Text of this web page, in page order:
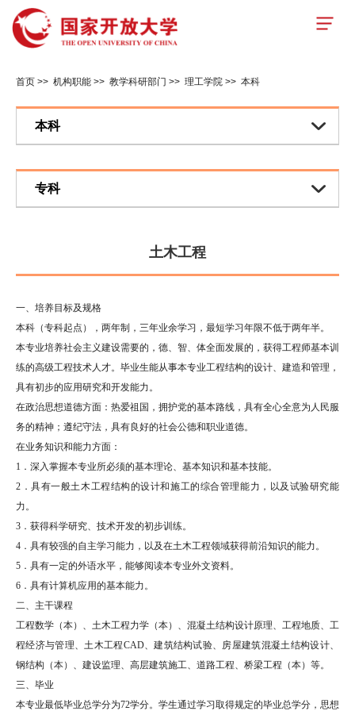
首页 >> 机构职能 >> 教学科研部门 >> 理工学院 >> 本科
本科
专科
土木工程
一、培养目标及规格
本科（专科起点），两年制，三年业余学习，最短学习年限不低于两年半。
本专业培养社会主义建设需要的，德、智、体全面发展的，获得工程师基本训
练的高级工程技术人才。毕业生能从事本专业工程结构的设计、建造和管理，
具有初步的应用研究和开发能力。
在政治思想道德方面：热爱祖国，拥护党的基本路线，具有全心全意为人民服
务的精神；遵纪守法，具有良好的社会公德和职业道德。
在业务知识和能力方面：
1．深入掌握本专业所必须的基本理论、基本知识和基本技能。
2．具有一般土木工程结构的设计和施工的综合管理能力，以及试验研究能
力。
3．获得科学研究、技术开发的初步训练。
4．具有较强的自主学习能力，以及在土木工程领域获得前沿知识的能力。
5．具有一定的外语水平，能够阅读本专业外文资料。
6．具有计算机应用的基本能力。
二、主干课程
工程数学（本）、土木工程力学（本）、混凝土结构设计原理、工程地质、工
程经济与管理、土木工程CAD、建筑结构试验、房屋建筑混凝土结构设计、
钢结构（本）、建设监理、高层建筑施工、道路工程、桥梁工程（本）等。
三、毕业
本专业最低毕业总学分为72学分。学生通过学习取得规定的毕业总学分，思想